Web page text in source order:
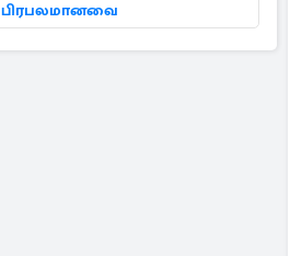
பிரபலமானவை